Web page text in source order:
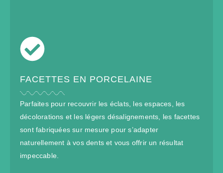
FACETTES EN PORCELAINE
Parfaites pour recouvrir les éclats, les espaces, les
décolorations et les légers désalignements, les facettes
sont fabriquées sur mesure pour s’adapter
naturellement à vos dents et vous offrir un résultat
impeccable.